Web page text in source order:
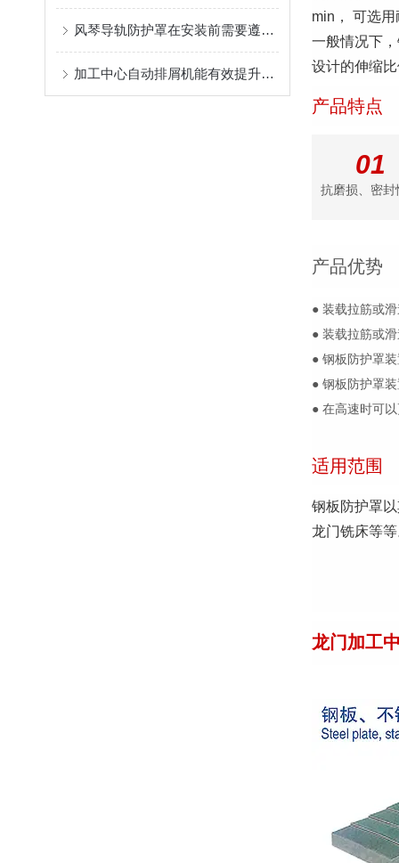
风琴导轨防护罩在安装前需要遵守哪些规则？
加工中心自动排屑机能有效提升生产效率
min， 可选
一般情况下
设计的伸缩
产品特点
01
抗磨损、密封
产品优势
● 装载拉筋或
● 装载拉筋或
● 钢板防护罩
● 钢板防护罩
● 在高速时可
适用范围
钢板防护罩
龙门铣床等
龙门加工